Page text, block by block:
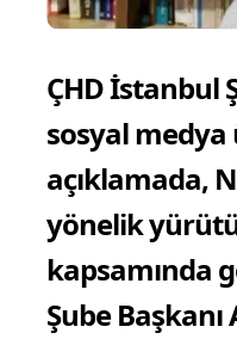
ÇHD İstanbul
sosyal medya
açıklamada,
yönelik
kapsamında
Şube